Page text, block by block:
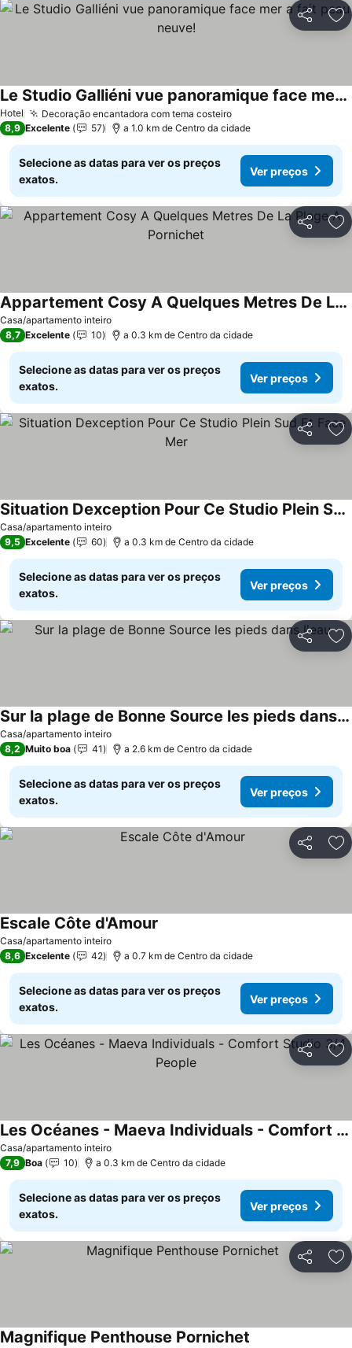
Partilhar
Hotel Decoração encantadora com tema costeiroVer preços
Le Studio Galliéni vue panoramique face mer a fait peau neuve!
Ver preços
8,9 Excelente 57 a 1.0 km de Centro da cidade
Selecione as datas para ver os preços
exatos.
Ver preços
Partilhar
Casa/apartamento inteiro
Appartement Cosy A Quelques Metres De La Plage A Pornichet
Ver preços
8,7 Excelente 10 a 0.3 km de Centro da cidade
Selecione as datas para ver os preços
exatos.
Ver preços
Partilhar
Casa/apartamento inteiro
Situation Dexception Pour Ce Studio Plein Sud Et Face Mer
Ver preços
9,5 Excelente 60 a 0.3 km de Centro da cidade
Selecione as datas para ver os preços
exatos.
Ver preços
Partilhar
Casa/apartamento inteiro
Sur la plage de Bonne Source les pieds dans l'eau
Ver preços
8,2 Muito boa 41 a 2.6 km de Centro da cidade
Selecione as datas para ver os preços
exatos.
Ver preços
Partilhar
Casa/apartamento inteiro
Escale Côte d'Amour
8,6 Excelente 42 a 0.7 km de Centro da cidade
Selecione as datas para ver os preços
exatos.
Ver preços
Partilhar
Casa/apartamento inteiro
Les Océanes - Maeva Individuals - Comfort Studio 3/4 People
Ver preços
7,9 Boa 10 a 0.3 km de Centro da cidade
Selecione as datas para ver os preços
exatos.
Ver preços
Partilhar
Magnifique Penthouse Pornichet